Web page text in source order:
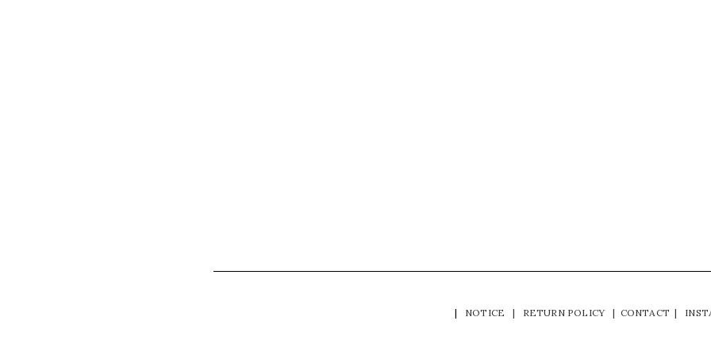
| NOTICE | RETURN POLICY | CONTACT |